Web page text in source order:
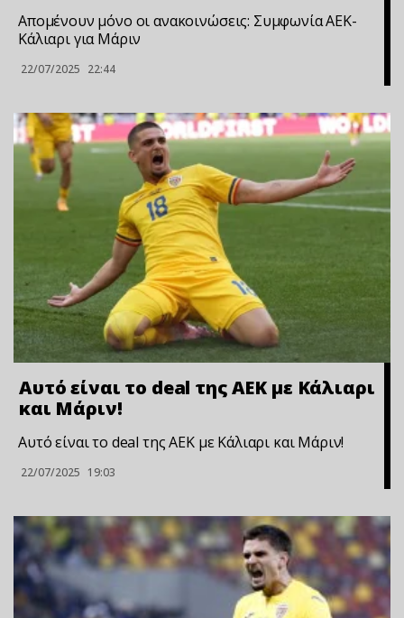
Απομένουν μόνο οι ανακοινώσεις: Συμφωνία ΑΕΚ-
Κάλιαρι για Μάριν
22/07/2025 22:44
Αυτό είναι το deal της ΑΕΚ με Κάλιαρι
και Μάριν!
Αυτό είναι το deal της ΑΕΚ με Κάλιαρι και Μάριν!
22/07/2025 19:03